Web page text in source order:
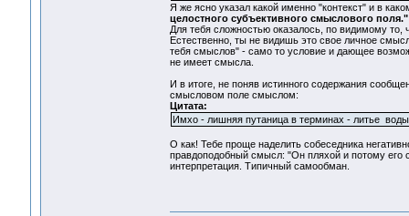
Я же ясно указал какой именно "контекст" и в
целостного субъективного смыслового поля."
Для тебя сложностью оказалось, по видимому
Естественно, ты не видишь это свое личное
тебя смыслов" - само то условие и дающее
не имеет смысла.
И в итоге, не поняв истинного содержания
смысловом поле смыслом:
Цитата:
Имхо - лишняя путаница в терминах - литье
О как! Тебе проще наделить собеседника
правдоподобный смысл: "Он пляхой и потому его
интерпретация. Типичный самообман.